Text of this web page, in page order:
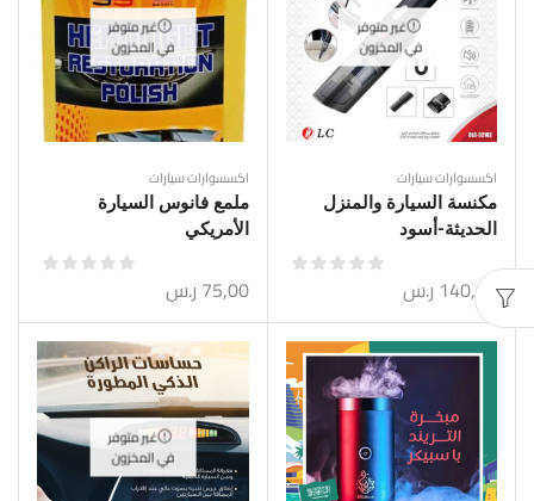
غير متوفر
في المخزون
اكسسوارات سيارات
مكنسة السيارة والمنزل
الحديثة-أسود
140,00 ر.س
غير متوفر
في المخزون
اكسسوارات سيارات
ملمع فانوس السيارة
الأمريكي
75,00 ر.س
غير متوفر
في المخزون